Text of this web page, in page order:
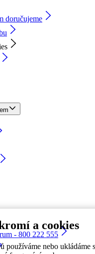
a cookies
používáme nebo ukládáme
doručujeme
- 800 222 555